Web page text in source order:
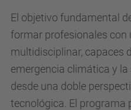
El objetivo fundamental
formar profesionales con
multidisciplinar, capaces
emergencia climática y la
desde una doble
tecnológica El programa